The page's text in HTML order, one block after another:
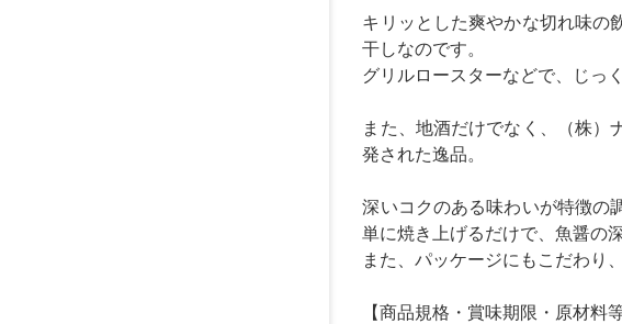
キリッとした爽やかな切れ味の
干しなのです。
グリルロースターなどで、じっ
また、地酒だけでなく、（株）
発された逸品。
深いコクのある味わいが特徴の
単に焼き上げるだけで、魚醤の
また、パッケージにもこだわり
【商品規格・賞味期限・原材料等